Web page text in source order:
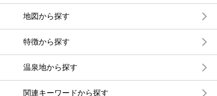
地図から探す
特徴から探す
温泉地から探す
関連キーワードから探す